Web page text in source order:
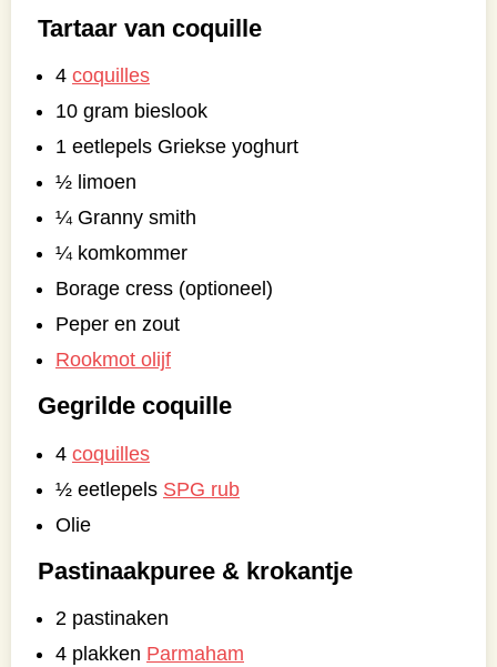
Tartaar van coquille
4 coquilles
10 gram bieslook
1 eetlepels Griekse yoghurt
½ limoen
¼ Granny smith
¼ komkommer
Borage cress (optioneel)
Peper en zout
Rookmot olijf
Gegrilde coquille
4 coquilles
½ eetlepels SPG rub
Olie
Pastinaakpuree & krokantje
2 pastinaken
4 plakken Parmaham